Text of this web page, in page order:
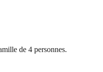
de 4 personnes.